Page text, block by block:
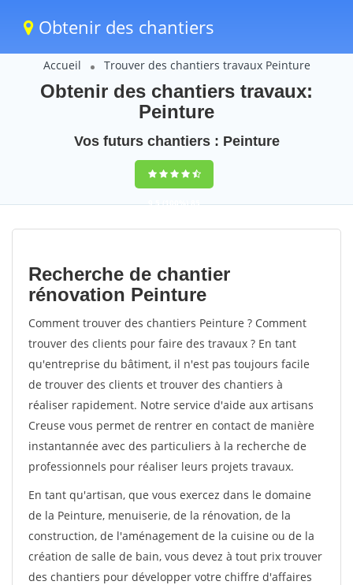
Obtenir des chantiers
Accueil Trouver des chantiers travaux Peinture
Obtenir des chantiers travaux:
Peinture
Vos futurs chantiers : Peinture
9,5(100%)85
votes
Recherche de chantier
rénovation Peinture
Comment trouver des chantiers Peinture ? Comment
trouver des clients pour faire des travaux ? En tant
qu'entreprise du bâtiment, il n'est pas toujours facile
de trouver des clients et trouver des chantiers à
réaliser rapidement. Notre service d'aide aux artisans
Creuse vous permet de rentrer en contact de manière
instantannée avec des particuliers à la recherche de
professionnels pour réaliser leurs projets travaux.
En tant qu'artisan, que vous exercez dans le domaine
de la Peinture, menuiserie, de la rénovation, de la
construction, de l'aménagement de la cuisine ou de la
création de salle de bain, vous devez à tout prix trouver
des chantiers pour développer votre chiffre d'affaires